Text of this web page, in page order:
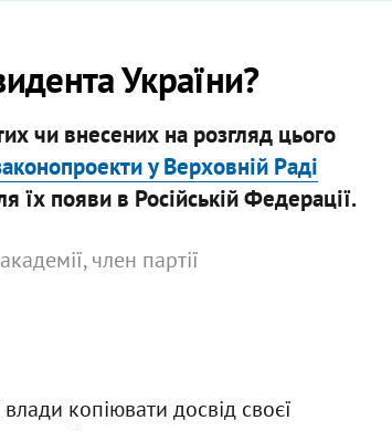
України?
чи внесених на розгляд цього
у Верховній Раді
їх появи в Російській Федерації.
член партії
копіювати досвід своєї